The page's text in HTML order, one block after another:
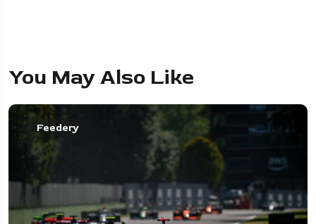
You May Also Like
Feedery